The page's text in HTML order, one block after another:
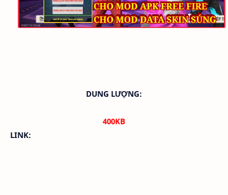
DUNG LƯỢNG:
400KB
LINK: